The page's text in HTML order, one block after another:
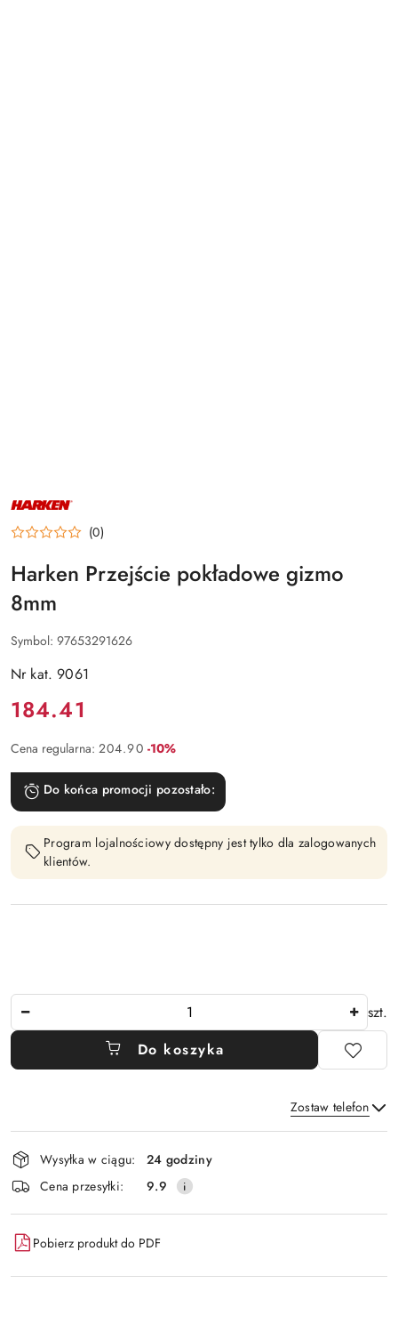
NAZWA
PRODUCENTA:
HARKEN (0)
Harken Przejście pokładowe gizmo
8mm
Symbol: 97653291626
Nr kat. 9061
Cena:
184.41
Cena regularna: 204.90 Rabat:
-10%
Do końca promocji pozostało:
Program lojalnościowy dostępny jest tylko dla zalogowanych
klientów.
szt.
Do koszyka
Zostaw telefon
Wyślij
Dostępność
i
dostawa
Wysyłka w ciągu:
24 godziny
Cena przesyłki:
9.9
Pobierz produkt do PDF